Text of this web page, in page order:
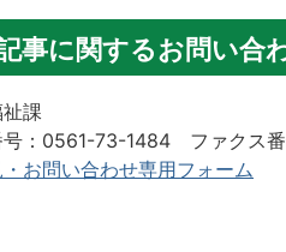
事に関するお問い合
課
号：0561-73-1484 ファクス
・お問い合わせ専用フォーム